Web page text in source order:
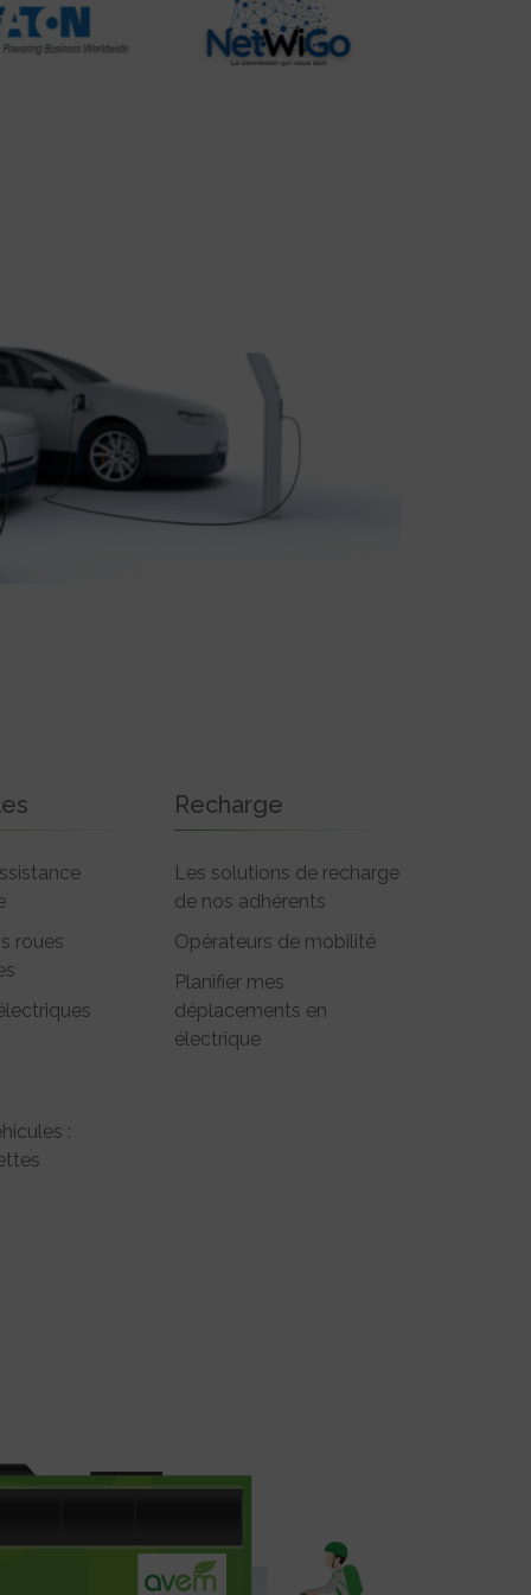
roues
:
Recharge
Les solutions de recharge
de nos adhérents
Opérateurs de mobilité
Planifier mes
déplacements en
électrique